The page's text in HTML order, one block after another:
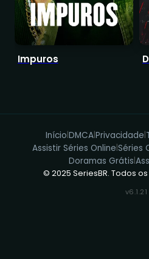
Impuros
Início|DMCA|Privacidade|
Assistir Séries Online|Séries
Doramas Grátis|
© 2025 SeriesBR. Todos
v6.1.21